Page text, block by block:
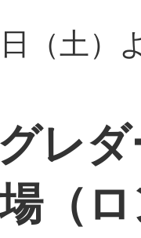
（土）
グレ
（